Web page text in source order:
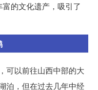
的文化遗产，吸引了
可以前往山西中部的大
泊，但在过去几年中经